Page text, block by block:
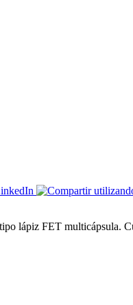
lápiz FET multicápsula.